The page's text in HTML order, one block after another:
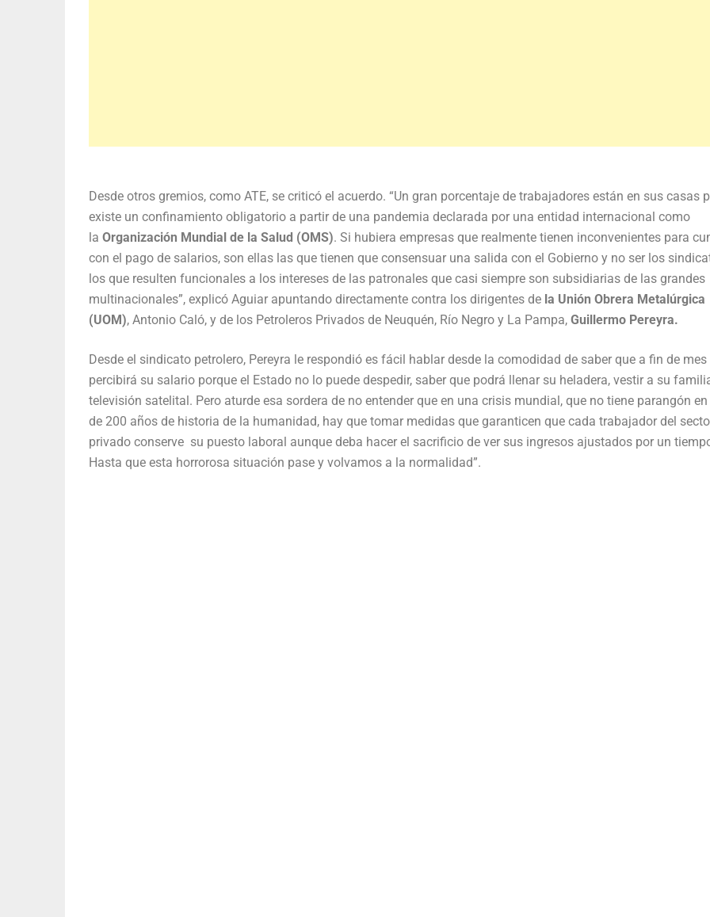
Desde otros gremios, como ATE, se criticó el acuerdo. “Un gran porcentaje de trabajadores están en sus casas
existe un confinamiento obligatorio a partir de una pandemia declarada por una entidad internacional como
la Organización Mundial de la Salud (OMS). Si hubiera empresas que realmente tienen inconvenientes para
con el pago de salarios, son ellas las que tienen que consensuar una salida con el Gobierno y no ser los
los que resulten funcionales a los intereses de las patronales que casi siempre son subsidiarias de las grandes
multinacionales”, explicó Aguiar apuntando directamente contra los dirigentes de la Unión Obrera Metalúrgica
(UOM), Antonio Caló, y de los Petroleros Privados de Neuquén, Río Negro y La Pampa, Guillermo Pereyra.
Desde el sindicato petrolero, Pereyra le respondió es fácil hablar desde la comodidad de saber que a fin de mes
percibirá su salario porque el Estado no lo puede despedir, saber que podrá llenar su heladera, vestir a su
televisión satelital. Pero aturde esa sordera de no entender que en una crisis mundial, que no tiene parangón
de 200 años de historia de la humanidad, hay que tomar medidas que garanticen que cada trabajador del
privado conserve su puesto laboral aunque deba hacer el sacrificio de ver sus ingresos ajustados por un
Hasta que esta horrorosa situación pase y volvamos a la normalidad”.